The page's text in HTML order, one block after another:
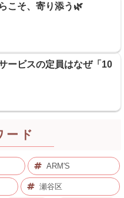
こそ、寄り添う🌿
ービスの定員はなぜ「10
ード
ARM'S
瀬谷区